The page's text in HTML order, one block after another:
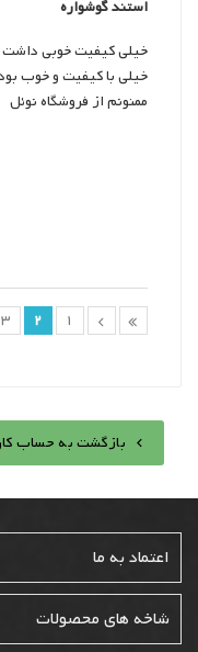
استند گوشواره
خیلی کیفیت خوبی داشت
خیلی با کیفیت و خوب
ممنونم از فروشگاه نوئل
1
2
3
 بازگشت به حساب
اعتماد به ما
شاخه های محصولات